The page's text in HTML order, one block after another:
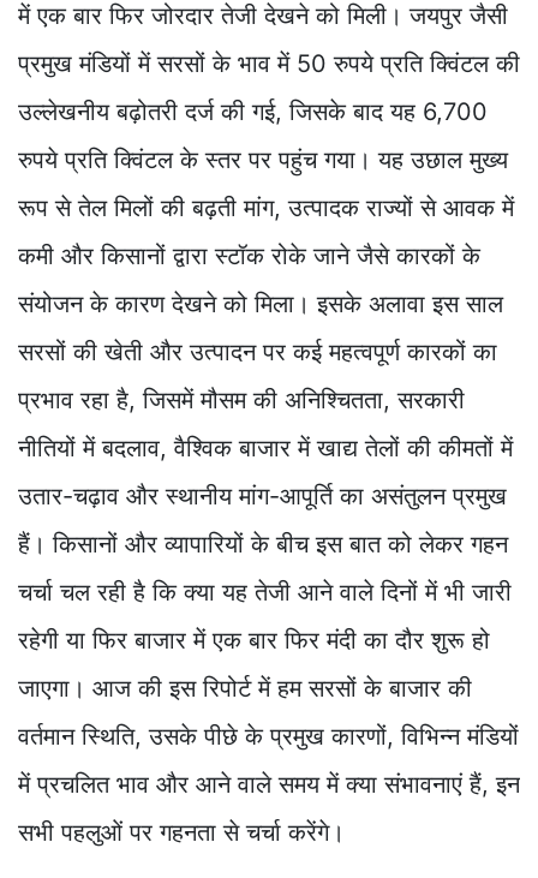
में एक बार फिर जोरदार तेजी देखने को मिली। जयपुर जैसी
प्रमुख मंडियों में सरसों के भाव में 50 रुपये प्रति क्विंटल की
उल्लेखनीय बढ़ोतरी दर्ज की गई, जिसके बाद यह 6,700
रुपये प्रति क्विंटल के स्तर पर पहुंच गया। यह उछाल मुख्य
रूप से तेल मिलों की बढ़ती मांग, उत्पादक राज्यों से आवक में
कमी और किसानों द्वारा स्टॉक रोके जाने जैसे कारकों के
संयोजन के कारण देखने को मिला। इसके अलावा इस साल
सरसों की खेती और उत्पादन पर कई महत्वपूर्ण कारकों का
प्रभाव रहा है, जिसमें मौसम की अनिश्चितता, सरकारी
नीतियों में बदलाव, वैश्विक बाजार में खाद्य तेलों की कीमतों में
उतार-चढ़ाव और स्थानीय मांग-आपूर्ति का असंतुलन प्रमुख
हैं। किसानों और व्यापारियों के बीच इस बात को लेकर गहन
चर्चा चल रही है कि क्या यह तेजी आने वाले दिनों में भी जारी
रहेगी या फिर बाजार में एक बार फिर मंदी का दौर शुरू हो
जाएगा। आज की इस रिपोर्ट में हम सरसों के बाजार की
वर्तमान स्थिति, उसके पीछे के प्रमुख कारणों, विभिन्न मंडियों
में प्रचलित भाव और आने वाले समय में क्या संभावनाएं हैं, इन
सभी पहलुओं पर गहनता से चर्चा करेंगे।